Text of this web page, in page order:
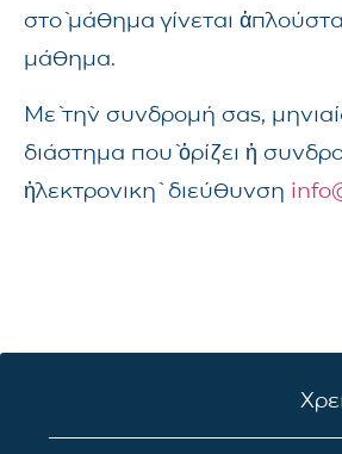
στὸ μάθημα γίνεται
μάθημα.
Μὲ τὴν συνδρομή σας,
διάστημα ποὺ ὁρίζει ἡ
ἠλεκτρονικὴ διεύθυνση